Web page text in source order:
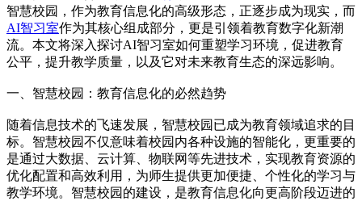
智慧校园，作为教育信息化的高级形态，正逐步成为现实，而
AI智习室作为其核心组成部分，更是引领着教育数字化新潮
流。本文将深入探讨AI智习室如何重塑学习环境，促进教育
公平，提升教学质量，以及它对未来教育生态的深远影响。
一、智慧校园：教育信息化的必然趋势
随着信息技术的飞速发展，智慧校园已成为教育领域追求的目
标。智慧校园不仅意味着校园内各种设施的智能化，更重要的
是通过大数据、云计算、物联网等先进技术，实现教育资源的
优化配置和高效利用，为师生提供更加便捷、个性化的学习与
教学环境。智慧校园的建设，是教育信息化向更高阶段迈进的